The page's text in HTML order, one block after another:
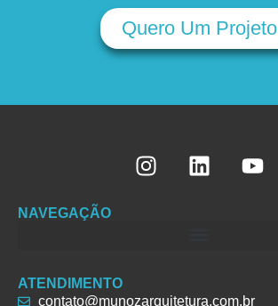
Quero Um Projeto
NAVEGAÇÃO
ATENDIMENTO
contato@munozarquitetura.com.br